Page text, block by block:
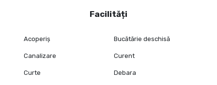
Facilități
Acoperiș Bucătărie deschisă
Canalizare Curent
Curte Debara